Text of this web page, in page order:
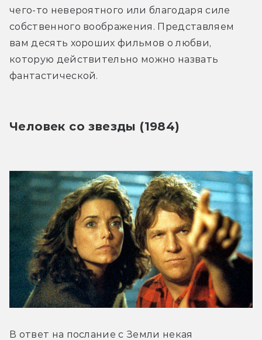
чего-то невероятного или благодаря силе
собственного воображения. Представляем
вам десять хороших фильмов о любви,
которую действительно можно назвать
фантастической.
Человек со звезды (1984)
В ответ на послание с Земли некая